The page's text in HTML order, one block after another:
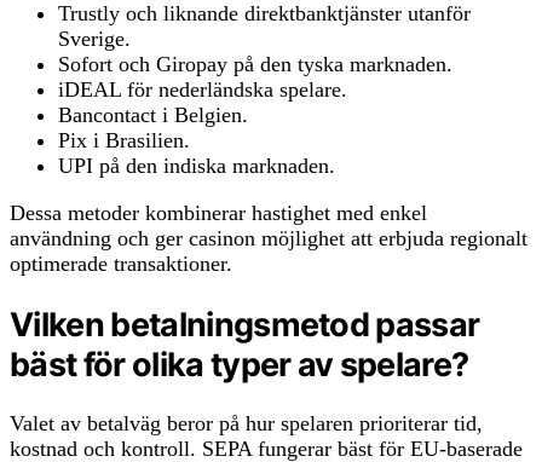
Trustly och liknande direktbanktjänster utanför
Sverige.
Sofort och Giropay på den tyska marknaden.
iDEAL för nederländska spelare.
Bancontact i Belgien.
Pix i Brasilien.
UPI på den indiska marknaden.
Dessa metoder kombinerar hastighet med enkel
användning och ger casinon möjlighet att erbjuda regionalt
optimerade transaktioner.
Vilken betalningsmetod passar
bäst för olika typer av spelare?
Valet av betalväg beror på hur spelaren prioriterar tid,
kostnad och kontroll. SEPA fungerar bäst för EU-baserade